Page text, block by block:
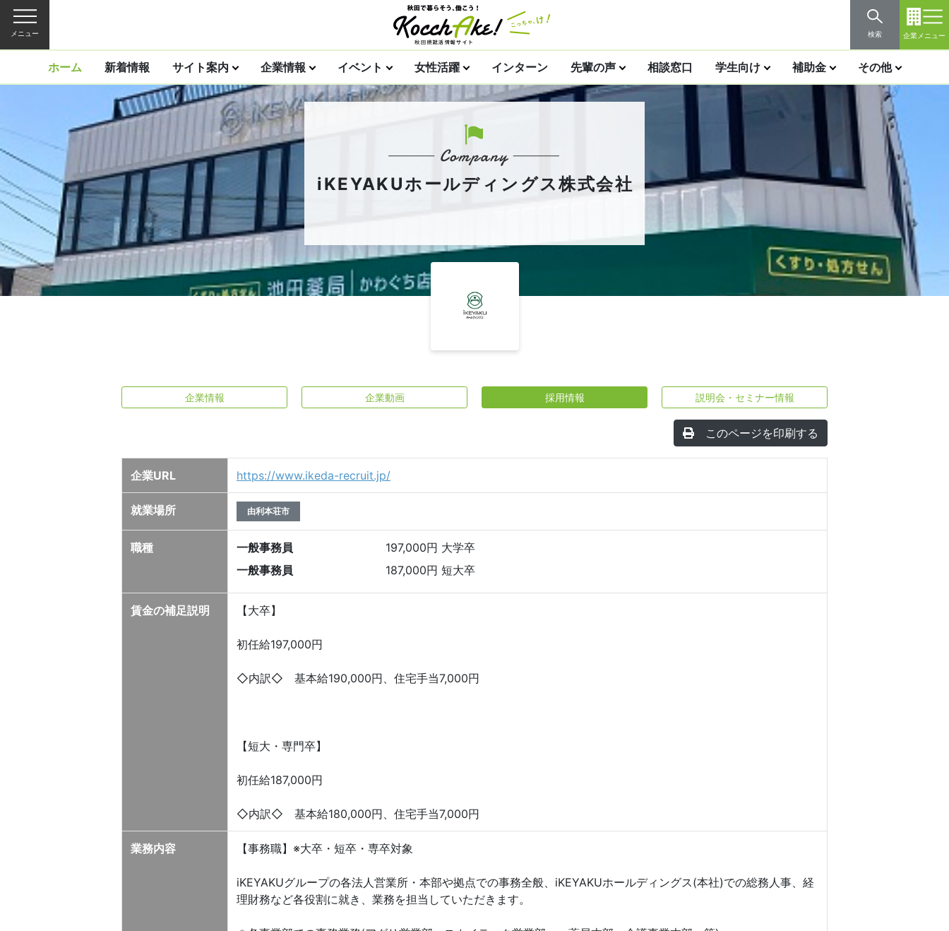
メニュー 検索 企業メニュー
ホーム 新着情報 サイト案内 企業情報 イベント 女性活躍 インターン 先輩の声 相談窓口 学生向け 補助金 その他
iKEYAKUホールディングス株式会社
企業情報 企業動画 採用情報 説明会・セミナー情報
このページを印刷する
企業URL https://www.ikeda-recruit.jp/
就業場所 由利本荘市
職種 一般事務員
197,000円 大学卒
一般事務員
187,000円 短大卒
賃金の補足説明 【大卒】
初任給197,000円
◇内訳◇ 基本給190,000円、住宅手当7,000円
【短大・専門卒】
初任給187,000円
◇内訳◇ 基本給180,000円、住宅手当7,000円
業務内容 【事務職】※大卒・短卒・専卒対象
iKEYAKUグループの各法人営業所・本部や拠点での事務全般、iKEYAKUホールディングス(本社)での総務人事、経
理財務など各役割に就き、業務を担当していただきます。